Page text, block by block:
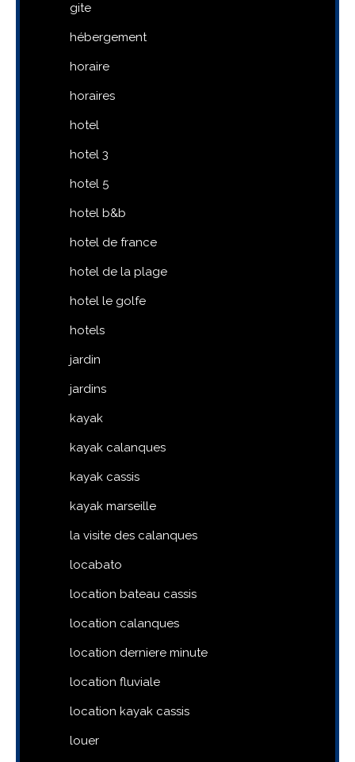
gite
hébergement
horaire
horaires
hotel
hotel 3
hotel 5
hotel b&b
hotel de france
hotel de la plage
hotel le golfe
hotels
jardin
jardins
kayak
kayak calanques
kayak cassis
kayak marseille
la visite des calanques
locabato
location bateau cassis
location calanques
location derniere minute
location fluviale
location kayak cassis
louer